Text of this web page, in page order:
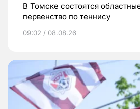
В Томске состоятся
первенство по теннису
09:02 / 08.08.26